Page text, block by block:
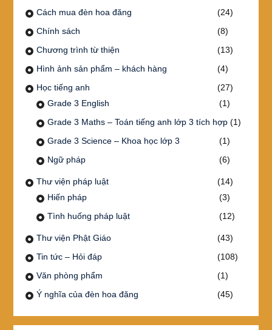
Cách mua đèn hoa đăng
(24)
Chính sách
(8)
Chương trình từ thiện
(13)
Hình ảnh sản phẩm – khách hàng
(4)
Học tiếng anh
(27)
Grade 3 English
(1)
Grade 3 Maths – Toán tiếng anh lớp 3 tích hợp(1)
Grade 3 Science – Khoa học lớp 3
(1)
Ngữ pháp
(6)
Thư viện pháp luật
(14)
Hiến pháp
(3)
Tình huống pháp luật
(12)
Thư viện Phật Giáo
(43)
Tin tức – Hỏi đáp
(108)
Văn phòng phẩm
(1)
Ý nghĩa của đèn hoa đăng
(45)